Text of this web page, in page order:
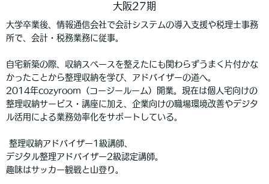
大阪27期
大学卒業後、情報通信会社で会計システムの導入支援や税理士事務
所で、会計・税務業務に従事。
自宅新築の際、収納スペースを整えたにも関わらずうまく片付かな
かったことから整理収納を学び、アドバイザーの道へ。
2014年cozyroom（コージールーム）開業。現在は個人宅向けの
整理収納サービス・講座に加え、企業向けの職場環境改善やデジタ
ル活用による業務効率化をサポートしている。
整理収納アドバイザー1級講師、
デジタル整理アドバイザー2級認定講師。
趣味はサッカー観戦と山登り。